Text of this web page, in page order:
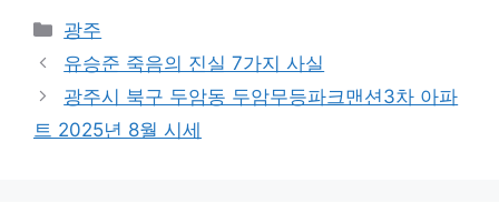
Categories
광주
유승준 죽음의 진실 7가지 사실
광주시 북구 두암동 두암무등파크맨션3차 아파
트 2025년 8월 시세